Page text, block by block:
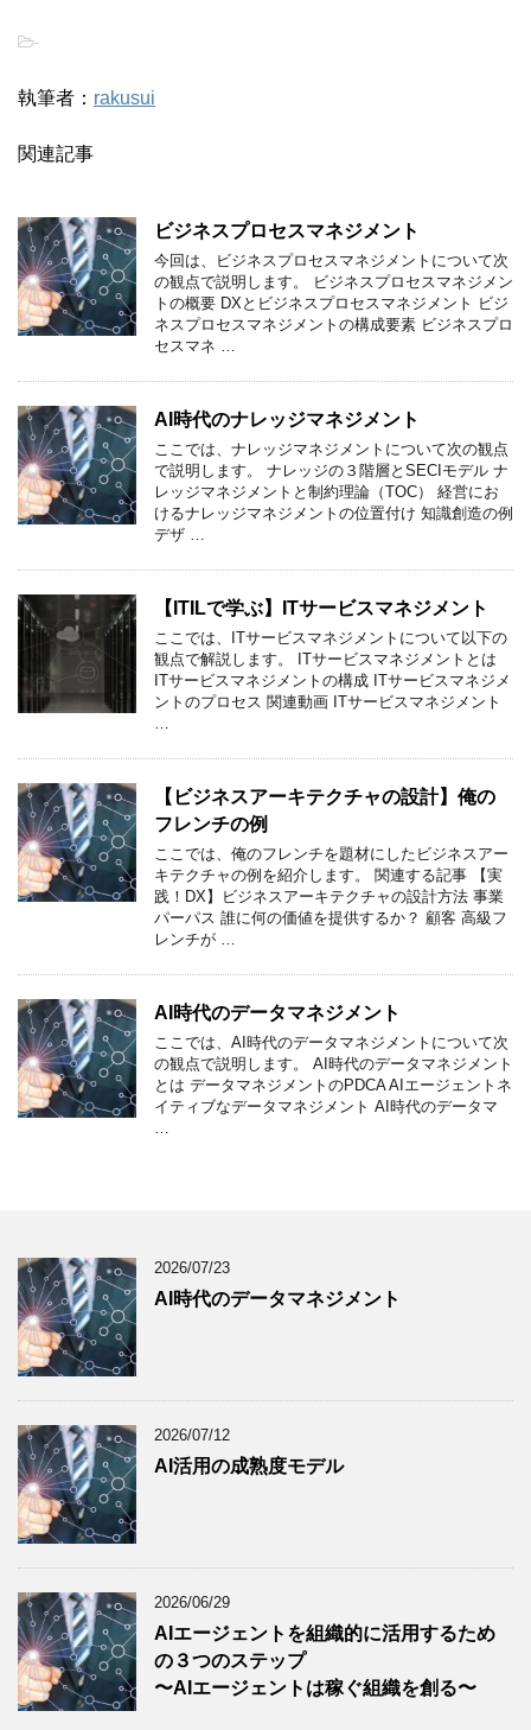
-
執筆者： rakusui
関連記事
ビジネスプロセスマネジメント
今回は、ビジネスプロセスマネジメントについて次
の観点で説明します。 ビジネスプロセスマネジメン
トの概要 DXとビジネスプロセスマネジメント ビジ
ネスプロセスマネジメントの構成要素 ビジネスプロ
セスマネ …
AI時代のナレッジマネジメント
ここでは、ナレッジマネジメントについて次の観点
で説明します。 ナレッジの３階層とSECIモデル ナ
レッジマネジメントと制約理論（TOC） 経営にお
けるナレッジマネジメントの位置付け 知識創造の例
デザ …
【ITILで学ぶ】ITサービスマネジメント
ここでは、ITサービスマネジメントについて以下の
観点で解説します。 ITサービスマネジメントとは
ITサービスマネジメントの構成 ITサービスマネジメ
ントのプロセス 関連動画 ITサービスマネジメント
…
【ビジネスアーキテクチャの設計】俺の
フレンチの例
ここでは、俺のフレンチを題材にしたビジネスアー
キテクチャの例を紹介します。 関連する記事 【実
践！DX】ビジネスアーキテクチャの設計方法 事業
パーパス 誰に何の価値を提供するか？ 顧客 高級フ
レンチが …
AI時代のデータマネジメント
ここでは、AI時代のデータマネジメントについて次
の観点で説明します。 AI時代のデータマネジメント
とは データマネジメントのPDCA AIエージェントネ
イティブなデータマネジメント AI時代のデータマ
…
2026/07/23
AI時代のデータマネジメント
2026/07/12
AI活用の成熟度モデル
2026/06/29
AIエージェントを組織的に活用するため
の３つのステップ
〜AIエージェントは稼ぐ組織を創る〜